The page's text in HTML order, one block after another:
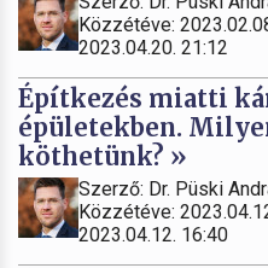
Közzétéve:
2023.04.20. 21:12
Építkezés miatti
épületekben.
köthetünk? »
Szerző: Dr. Püski
Közzétéve:
2023.04.12. 16:40